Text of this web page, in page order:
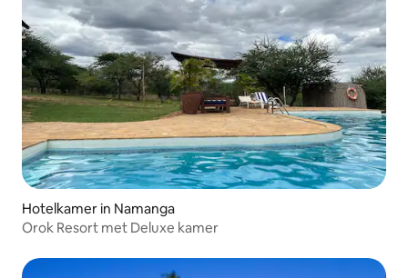
Hotelkamer in Namanga
Orok Resort met Deluxe kamer